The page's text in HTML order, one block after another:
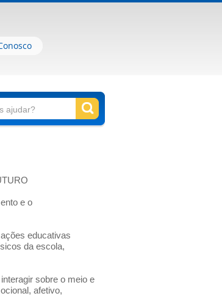
e o
educativas
da escola,
sobre o meio e
afetivo,